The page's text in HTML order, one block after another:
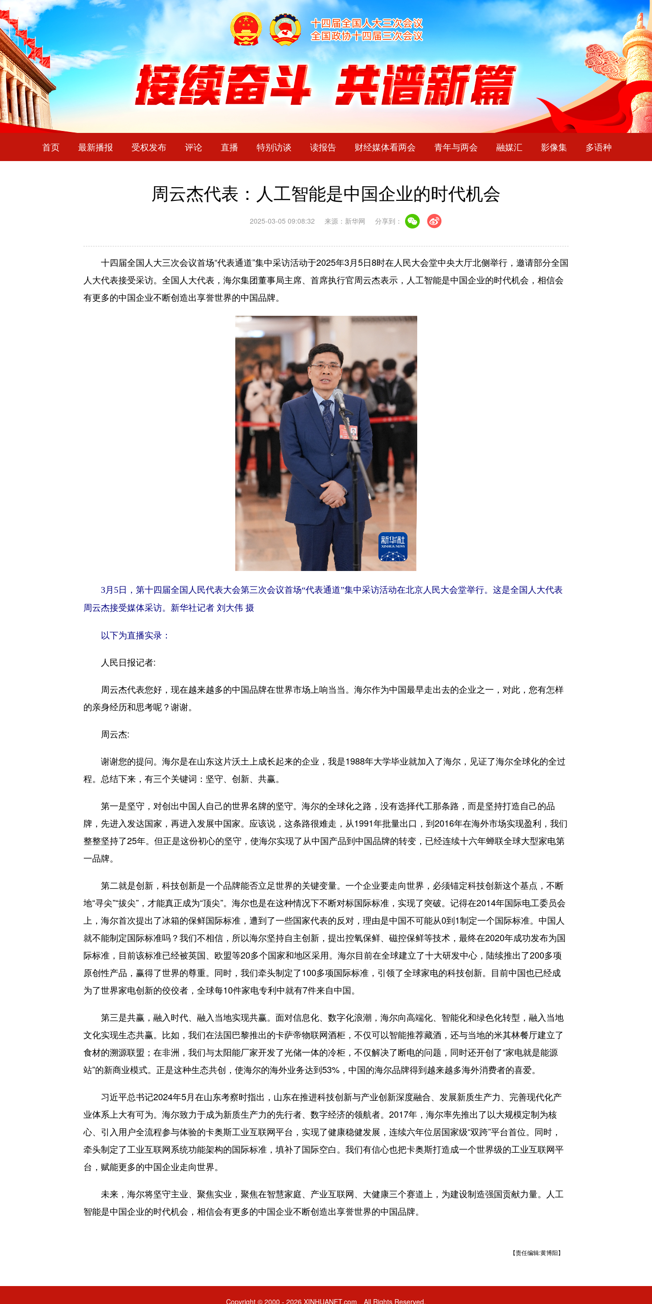
首页 最新播报 受权发布 评论 直播 特别访谈 读报告 财经媒体看两会 青年与两会 融媒汇 影像集 多语种
周云杰代表：人工智能是中国企业的时代机会
2025-03-05 09:08:32 来源：新华网 分享到：
十四届全国人大三次会议首场“代表通道”集中采访活动于2025年3月5日8时在人民大会堂中央大厅北侧举行，邀请部分全国
人大代表接受采访。全国人大代表，海尔集团董事局主席、首席执行官周云杰表示，人工智能是中国企业的时代机会，相信会
有更多的中国企业不断创造出享誉世界的中国品牌。
3月5日，第十四届全国人民代表大会第三次会议首场“代表通道”集中采访活动在北京人民大会堂举行。这是全国人大代表
周云杰接受媒体采访。新华社记者 刘大伟 摄
以下为直播实录：
人民日报记者:
周云杰代表您好，现在越来越多的中国品牌在世界市场上响当当。海尔作为中国最早走出去的企业之一，对此，您有怎样
的亲身经历和思考呢？谢谢。
周云杰:
谢谢您的提问。海尔是在山东这片沃土上成长起来的企业，我是1988年大学毕业就加入了海尔，见证了海尔全球化的全过
程。总结下来，有三个关键词：坚守、创新、共赢。
第一是坚守，对创出中国人自己的世界名牌的坚守。海尔的全球化之路，没有选择代工那条路，而是坚持打造自己的品
牌，先进入发达国家，再进入发展中国家。应该说，这条路很难走，从1991年批量出口，到2016年在海外市场实现盈利，我们
整整坚持了25年。但正是这份初心的坚守，使海尔实现了从中国产品到中国品牌的转变，已经连续十六年蝉联全球大型家电第
一品牌。
第二就是创新，科技创新是一个品牌能否立足世界的关键变量。一个企业要走向世界，必须锚定科技创新这个基点，不断
地“寻尖”“拔尖”，才能真正成为“顶尖”。海尔也是在这种情况下不断对标国际标准，实现了突破。记得在2014年国际电工委员会
上，海尔首次提出了冰箱的保鲜国际标准，遭到了一些国家代表的反对，理由是中国不可能从0到1制定一个国际标准。中国人
就不能制定国际标准吗？我们不相信，所以海尔坚持自主创新，提出控氧保鲜、磁控保鲜等技术，最终在2020年成功发布为国
际标准，目前该标准已经被英国、欧盟等20多个国家和地区采用。海尔目前在全球建立了十大研发中心，陆续推出了200多项
原创性产品，赢得了世界的尊重。同时，我们牵头制定了100多项国际标准，引领了全球家电的科技创新。目前中国也已经成
为了世界家电创新的佼佼者，全球每10件家电专利中就有7件来自中国。
第三是共赢，融入时代、融入当地实现共赢。面对信息化、数字化浪潮，海尔向高端化、智能化和绿色化转型，融入当地
文化实现生态共赢。比如，我们在法国巴黎推出的卡萨帝物联网酒柜，不仅可以智能推荐藏酒，还与当地的米其林餐厅建立了
食材的溯源联盟；在非洲，我们与太阳能厂家开发了光储一体的冷柜，不仅解决了断电的问题，同时还开创了“家电就是能源
站”的新商业模式。正是这种生态共创，使海尔的海外业务达到53%，中国的海尔品牌得到越来越多海外消费者的喜爱。
习近平总书记2024年5月在山东考察时指出，山东在推进科技创新与产业创新深度融合、发展新质生产力、完善现代化产
业体系上大有可为。海尔致力于成为新质生产力的先行者、数字经济的领航者。2017年，海尔率先推出了以大规模定制为核
心、引入用户全流程参与体验的卡奥斯工业互联网平台，实现了健康稳健发展，连续六年位居国家级“双跨”平台首位。同时，
牵头制定了工业互联网系统功能架构的国际标准，填补了国际空白。我们有信心也把卡奥斯打造成一个世界级的工业互联网平
台，赋能更多的中国企业走向世界。
未来，海尔将坚守主业、聚焦实业，聚焦在智慧家庭、产业互联网、大健康三个赛道上，为建设制造强国贡献力量。人工
智能是中国企业的时代机会，相信会有更多的中国企业不断创造出享誉世界的中国品牌。
【责任编辑:黄博阳】
Copyright © 2000 - 2026 XINHUANET.com All Rights Reserved.